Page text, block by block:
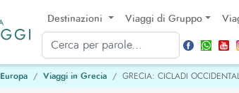
Destinazioni Viaggi di Gruppo
Europa Viaggi in Grecia GRECIA: CICLADI